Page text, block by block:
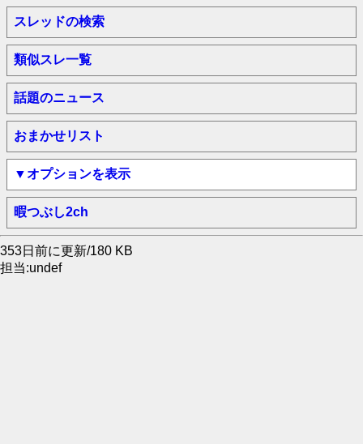
スレッドの検索
類似スレ一覧
話題のニュース
おまかせリスト
▼オプションを表示
暇つぶし2ch
353日前に更新/180 KB
担当:undef